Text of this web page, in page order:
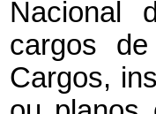
Nacional
cargos
Cargos,